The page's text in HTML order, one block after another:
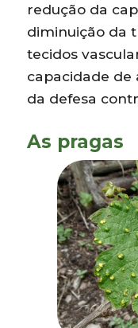
redução da
diminuição da
tecidos
capacidade de
da defesa
As pragas